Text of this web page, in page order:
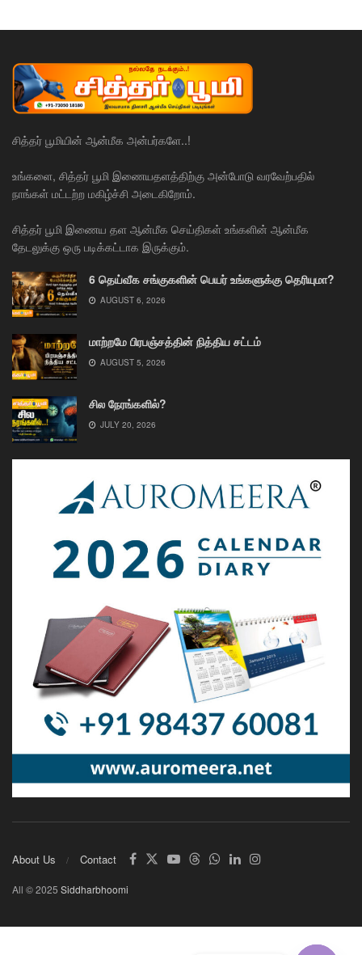
சித்தர் பூமியின் ஆன்மீக அன்பர்களே..!
உங்களை, சித்தர் பூமி இணையதளத்திற்கு அன்போடு வரவேற்பதில்
நாங்கள் மட்டற்ற மகிழ்ச்சி அடைகிறோம்.
சித்தர் பூமி இணைய தள ஆன்மீக செய்திகள் உங்களின் ஆன்மீக
தேடலுக்கு ஒரு படிக்கட்டாக இருக்கும்.
6 தெய்வீக சங்குகளின் பெயர் உங்களுக்கு தெரியுமா?
AUGUST 6, 2026
மாற்றமே பிரபஞ்சத்தின் நித்திய சட்டம்
AUGUST 5, 2026
சில நேரங்களில்?
JULY 20, 2026
About Us Contact
All © 2025 Siddharbhoomi